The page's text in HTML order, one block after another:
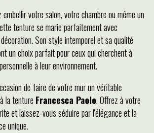
embellir votre salon, votre chambre ou même un
tenture se marie parfaitement avec
Son style intemporel et sa qualité
un choix parfait pour ceux qui cherchent à
à leur environnement.
de faire de votre mur un véritable
la tenture Francesca Paolo. Offrez à votre
et laissez-vous séduire par l'élégance et la
unique.